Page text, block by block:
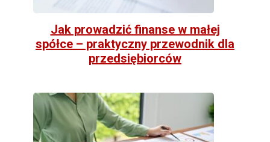
Jak prowadzić finanse w małej
spółce – praktyczny przewodnik dla
przedsiębiorców